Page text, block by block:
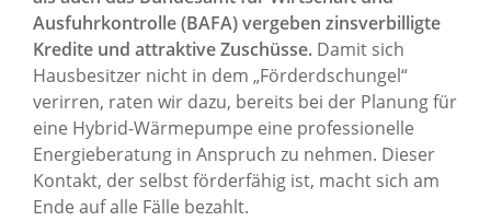
Ausfuhrkontrolle (BAFA) vergeben zinsverbilligte
Kredite und attraktive Zuschüsse. Damit sich
Hausbesitzer nicht in dem „Förderdschungel“
verirren, raten wir dazu, bereits bei der Planung für
eine Hybrid-Wärmepumpe eine professionelle
Energieberatung in Anspruch zu nehmen. Dieser
Kontakt, der selbst förderfähig ist, macht sich am
Ende auf alle Fälle bezahlt.